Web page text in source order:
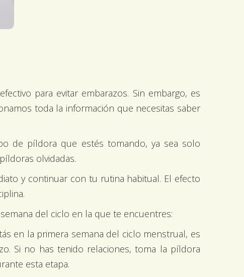
para evitar embarazos. Sin embargo, es
toda la información que necesitas saber
de píldora que estés tomando, ya sea solo
olvidadas.
y continuar con tu rutina habitual. El efecto
del ciclo en la que te encuentres:
en la primera semana del ciclo menstrual, es
Si no has tenido relaciones, toma la píldora
esta etapa.